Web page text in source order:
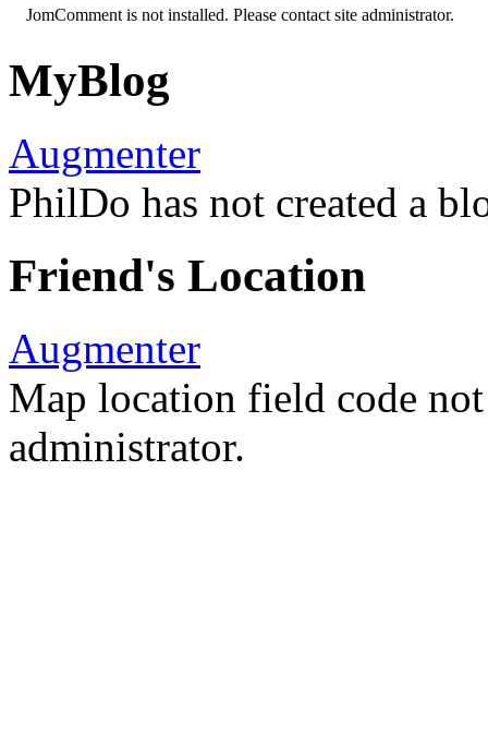
JomComment is not installed. Please contact site administrator.
MyBlog
Augmenter
PhilDo has not created a
Friend's Location
Augmenter
Map location field code
administrator.